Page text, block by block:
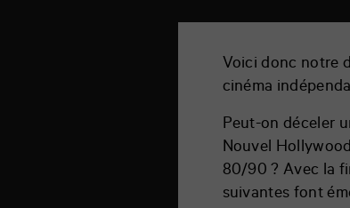
Voici donc notre
cinéma
Peut-on déceler
Nouvel
80/90 ? Avec la
suivantes font